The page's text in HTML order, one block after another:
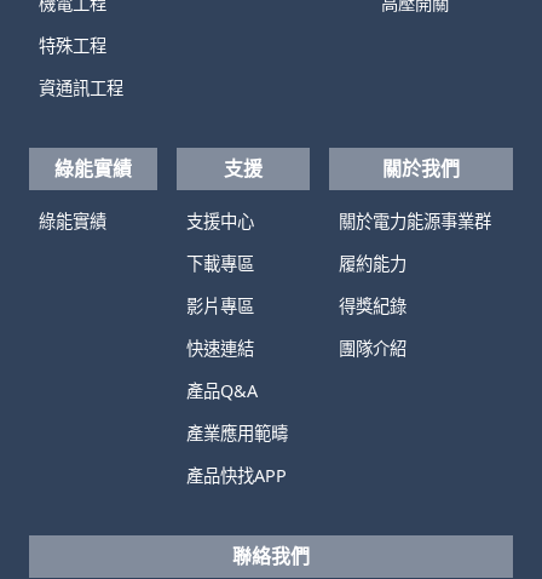
特殊工程
資通訊工程
綠能實績
綠能實績
支援
支援中心
下載專區
影片專區
快速連結
產品Q&A
產業應用範疇
產品快找APP
關於我們
關於電力能源事業群
履約能力
得獎紀錄
團隊介紹
聯絡我們